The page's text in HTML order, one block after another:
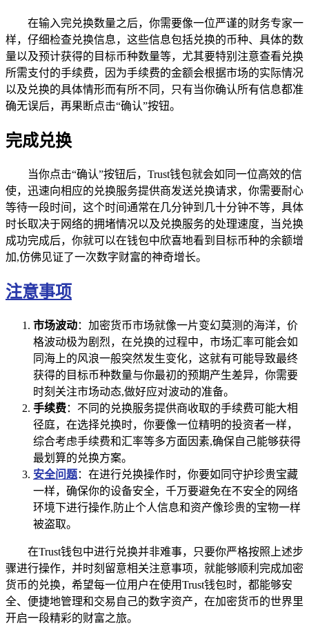
在输入完兑换数量之后，你需要像一位严谨的财务专家一
样，仔细检查兑换信息，这些信息包括兑换的币种、具体的数
量以及预计获得的目标币种数量等，尤其要特别注意查看兑换
所需支付的手续费，因为手续费的金额会根据市场的实际情况
以及兑换的具体情形而有所不同，只有当你确认所有信息都准
确无误后，再果断点击“确认”按钮。
完成兑换
当你点击“确认”按钮后，Trust钱包就会如同一位高效的信
使，迅速向相应的兑换服务提供商发送兑换请求，你需要耐心
等待一段时间，这个时间通常在几分钟到几十分钟不等，具体
时长取决于网络的拥堵情况以及兑换服务的处理速度，当兑换
成功完成后，你就可以在钱包中欣喜地看到目标币种的余额增
加,仿佛见证了一次数字财富的神奇增长。
注意事项
市场波动：加密货币市场就像一片变幻莫测的海洋，价
格波动极为剧烈，在兑换的过程中，市场汇率可能会如
同海上的风浪一般突然发生变化，这就有可能导致最终
获得的目标币种数量与你最初的预期产生差异，你需要
时刻关注市场动态,做好应对波动的准备。
手续费：不同的兑换服务提供商收取的手续费可能大相
径庭，在选择兑换时，你要像一位精明的投资者一样，
综合考虑手续费和汇率等多方面因素,确保自己能够获得
最划算的兑换方案。
安全问题：在进行兑换操作时，你要如同守护珍贵宝藏
一样，确保你的设备安全，千万要避免在不安全的网络
环境下进行操作,防止个人信息和资产像珍贵的宝物一样
被盗取。
在Trust钱包中进行兑换并非难事，只要你严格按照上述步
骤进行操作，并时刻留意相关注意事项，就能够顺利完成加密
货币的兑换，希望每一位用户在使用Trust钱包时，都能够安
全、便捷地管理和交易自己的数字资产，在加密货币的世界里
开启一段精彩的财富之旅。